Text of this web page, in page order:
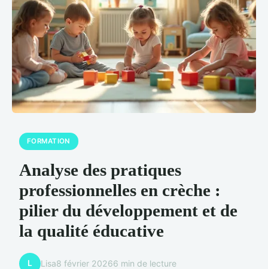
FORMATION
Analyse des pratiques
professionnelles en crèche :
pilier du développement et de
la qualité éducative
L Lisa8 février 20266 min de lecture